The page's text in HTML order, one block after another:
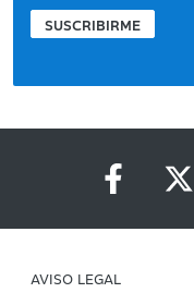
SUSCRIBIRME
AVISO LEGAL